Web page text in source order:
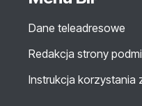
Dane teleadresowe
Redakcja strony
Instrukcja korzystania